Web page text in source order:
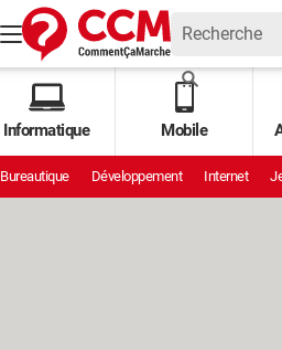
Informatique Mobile
Bureautique Développement Internet